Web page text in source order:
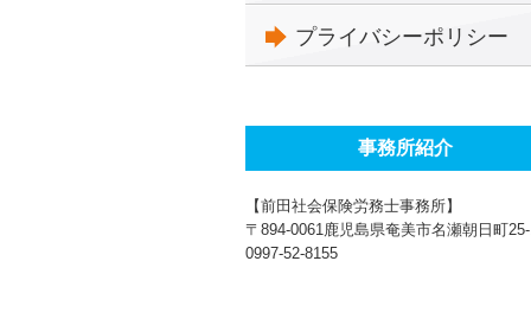
プライバシーポリシー
事務所紹介
【前田社会保険労務士事務所】
〒894-0061鹿児島県奄美市名瀬朝日町
0997-52-8155